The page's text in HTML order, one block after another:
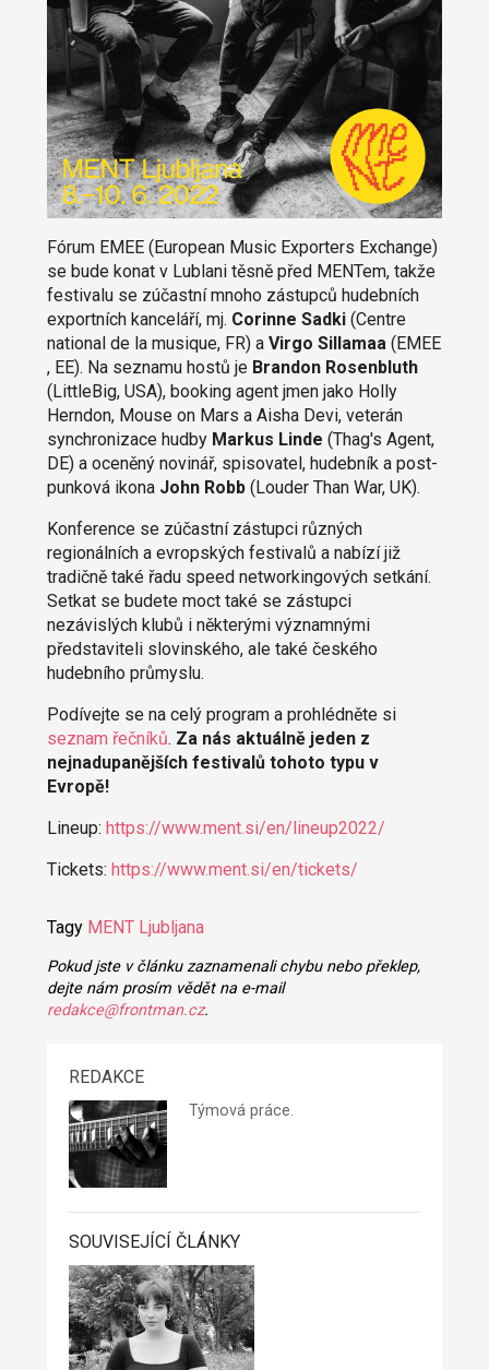
Fórum EMEE (European Music Exporters Exchange)
se bude konat v Lublani těsně před MENTem, takže
festivalu se zúčastní mnoho zástupců hudebních
exportních kanceláří, mj. Corinne Sadki (Centre
national de la musique, FR) a Virgo Sillamaa(EMEE
, EE). Na seznamu hostů jeBrandon Rosenbluth
(LittleBig, USA), booking agent jmen jako Holly
Herndon, Mouse on Mars a Aisha Devi, veterán
synchronizace hudby Markus Linde (Thag's Agent,
DE) a oceněný novinář, spisovatel, hudebník a post-
punková ikona John Robb(Louder Than War, UK).
Konference se zúčastní zástupci různých
regionálních a evropských festivalů a nabízí již
tradičně také řadu speed networkingových setkání.
Setkat se budete moct také se zástupci
nezávislých klubů i některými významnými
představiteli slovinského, ale také českého
hudebního průmyslu.
Podívejte se na celý program a prohlédněte si
seznam řečníků. Za nás aktuálně jeden z
nejnadupanějších festivalů tohoto typu v
Evropě!
Lineup: https://www.ment.si/en/lineup2022/
Tickets: https://www.ment.si/en/tickets/
Tagy MENT Ljubljana
Pokud jste v článku zaznamenali chybu nebo překlep,
dejte nám prosím vědět na e-mail
redakce@frontman.cz.
REDAKCE
Týmová práce.
SOUVISEJÍCÍ ČLÁNKY